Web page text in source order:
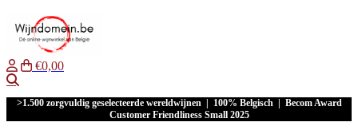
€0,00
>1.500 zorgvuldig geselecteerde wereldwijnen | 100% Belgisch | Becom Award
Customer Friendliness Small 2025